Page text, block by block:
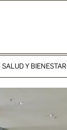
SALUD Y BIENESTAR